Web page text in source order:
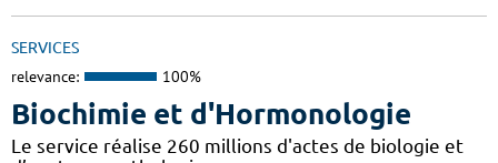
SERVICES
relevance: 100%
Biochimie et d'Hormonologie
Le service réalise 260 millions d'actes de biologie et